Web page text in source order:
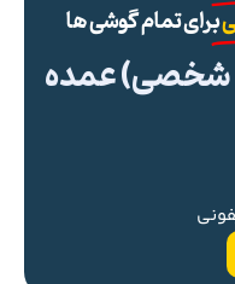
برای تمام گوشی ها
شخصی) عمده